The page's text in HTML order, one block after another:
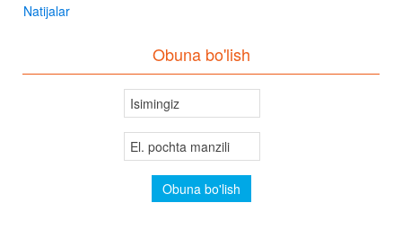
Natijalar
Obuna bo'lish